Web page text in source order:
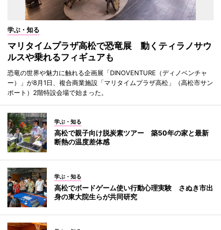
学ぶ・知る
マリタイムプラザ高松で恐竜展 動くティラノサウ
ルスや乗れるフィギュアも
恐竜の世界や魅力に触れる企画展「DINOVENTURE（ディノベンチャ
ー）」が8月1日、複合商業施設「マリタイムプラザ高松」（高松市サン
ポート）2階特設会場で始まった。
学ぶ・知る
高松で親子向け脱炭素ツアー 築50年の家と最新
断熱の温度差体感
学ぶ・知る
高松でボードゲーム使い行動心理実験 さぬき市出
身の東大院生らが共同研究